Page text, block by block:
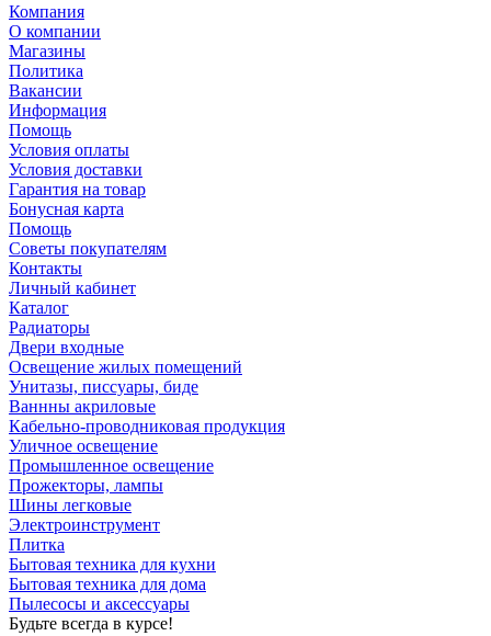
Компания
О компании
Магазины
Политика
Вакансии
Информация
Помощь
Условия оплаты
Условия доставки
Гарантия на товар
Бонусная карта
Помощь
Советы покупателям
Контакты
Личный кабинет
Каталог
Радиаторы
Двери входные
Освещение жилых помещений
Унитазы, писсуары, биде
Ваннны акриловые
Кабельно-проводниковая продукция
Уличное освещение
Промышленное освещение
Прожекторы, лампы
Шины легковые
Электроинструмент
Плитка
Бытовая техника для кухни
Бытовая техника для дома
Пылесосы и аксессуары
Будьте всегда в курсе!